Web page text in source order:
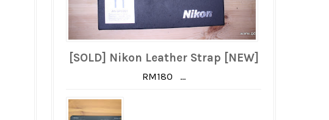
[SOLD] Nikon Leather Strap [NEW]
RM180 ...